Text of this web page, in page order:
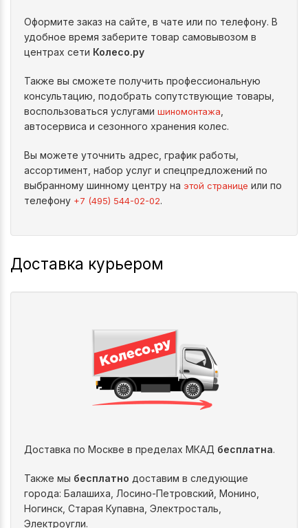
Оформите заказ на сайте, в чате или по телефону. В
удобное время заберите товар самовывозом в
центрах сети Колесо.ру
Также вы сможете получить профессиональную
консультацию, подобрать сопутствующие товары,
воспользоваться услугами шиномонтажа
автосервиса и сезонного хранения колес.
Вы можете уточнить адрес, график работы,
ассортимент, набор услуг и спецпредложений по
выбранному шинному центру на этой странице или по
телефону +7 (495) 544-02-02.
Доставка курьером
Доставка по Москве в пределах МКАД бесплатна.
Также мы бесплатно доставим в следующие
города: Балашиха, Лосино-Петровский, Монино,
Ногинск, Старая Купавна, Электросталь,
Электроугли.